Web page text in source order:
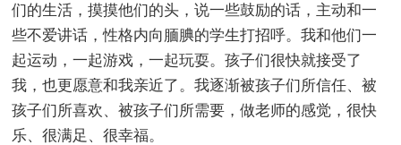
们的生活，摸摸他们的头，说一些鼓励的话，主动和一
些不爱讲话，性格内向腼腆的学生打招呼。我和他们一
起运动，一起游戏，一起玩耍。孩子们很快就接受了
我，也更愿意和我亲近了。我逐渐被孩子们所信任、被
孩子们所喜欢、被孩子们所需要，做老师的感觉，很快
乐、很满足、很幸福。